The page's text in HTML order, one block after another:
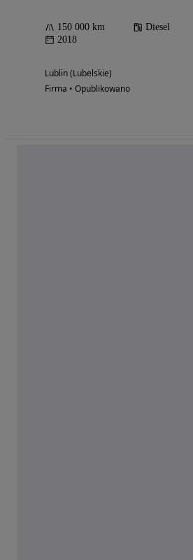
150 000 km Diesel
2018
Lublin (Lubelskie)
Firma • Opublikowano